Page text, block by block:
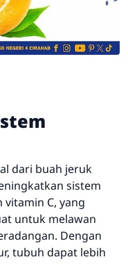
dari buah jeruk
sistem
vitamin C, yang
untuk melawan
Dengan
tubuh dapat lebih